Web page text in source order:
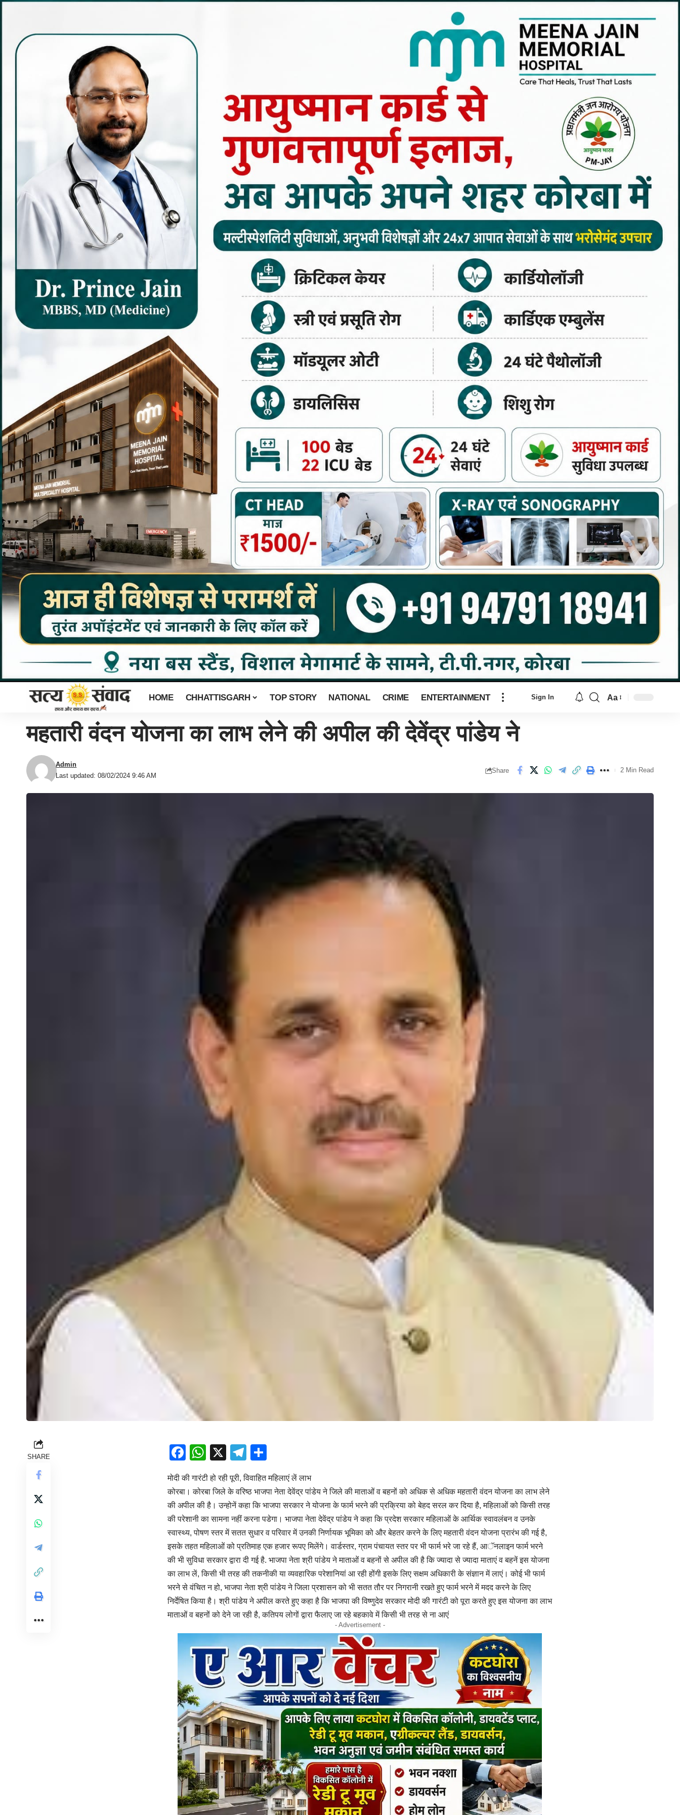
HOME CHHATTISGARH TOP STORY NATIONAL CRIME ENTERTAINMENT Sign In Aa
महतारी वंदन योजना का लाभ लेने की अपील की देवेंद्र पांडेय ने
Last updated: 08/02/2024 9:46 AM
Admin
Share 2 Min Read
SHARE Facebook
WhatsApp
X Telegram
मोदी की गारंटी हो रही पूरी, विवाहित महिलाएं लें लाभ
कोरबा। कोरबा जिले के वरिष्ठ भाजपा नेता देवेंद्र पांडेय ने जिले की माताओं व बहनों को अधिक से अधिक महतारी वंदन योजना का लाभ लेने
की अपील की है। उन्होनें कहा कि भाजपा सरकार ने योजना के फार्म भरने की प्रक्रिया को बेहद सरल कर दिया है, महिलाओं को किसी तरह
की परेशानी का सामना नहीं करना पडेगा। भाजपा नेता देवेंद्र पांडेय ने कहा कि प्रदेश सरकार महिलाओं के आर्थिक स्वावलंबन व उनके
स्वास्थ्य, पोषण स्तर में सतत सुधार व परिवार में उनकी निर्णायक भूमिका को और बेहतर करने के लिए महतारी वंदन योजना प्रारंभ की गई है,
इसके तहत महिलाओं को प्रतिमाह एक हजार रूपए मिलेंगे। वार्डस्तर, ग्राम पंचायत स्तर पर भी फार्म भरे जा रहे हैं, आॅनलाइन फार्म भरने
की भी सुविधा सरकार द्वारा दी गई है. भाजपा नेता श्री पांडेय ने माताओं व बहनों से अपील की है कि ज्यादा से ज्यादा माताएं व बहनें इस योजना
का लाभ लें, किसी भी तरह की तकनीकी या व्यवहारिक परेशानियां आ रही होंगी इसके लिए सक्षम अधिकारी के संज्ञान में लाएं। कोई भी फार्म
भरने से वंचित न हो, भाजपा नेता श्री पांडेय ने जिला प्रशासन को भी सतत तौर पर निगरानी रखते हुए फार्म भरने में मदद करने के लिए
निर्देषित किया है। श्री पांडेय ने अपील करते हुए कहा है कि भाजपा की विष्णुदेव सरकार मोदी की गारंटी को पूरा करते हुए इस योजना का लाभ
माताओं व बहनों को देने जा रही है, कतिपय लोगों द्वारा फैलाए जा रहे बहकावे में किसी भी तरह से ना आएं
- Advertisement -